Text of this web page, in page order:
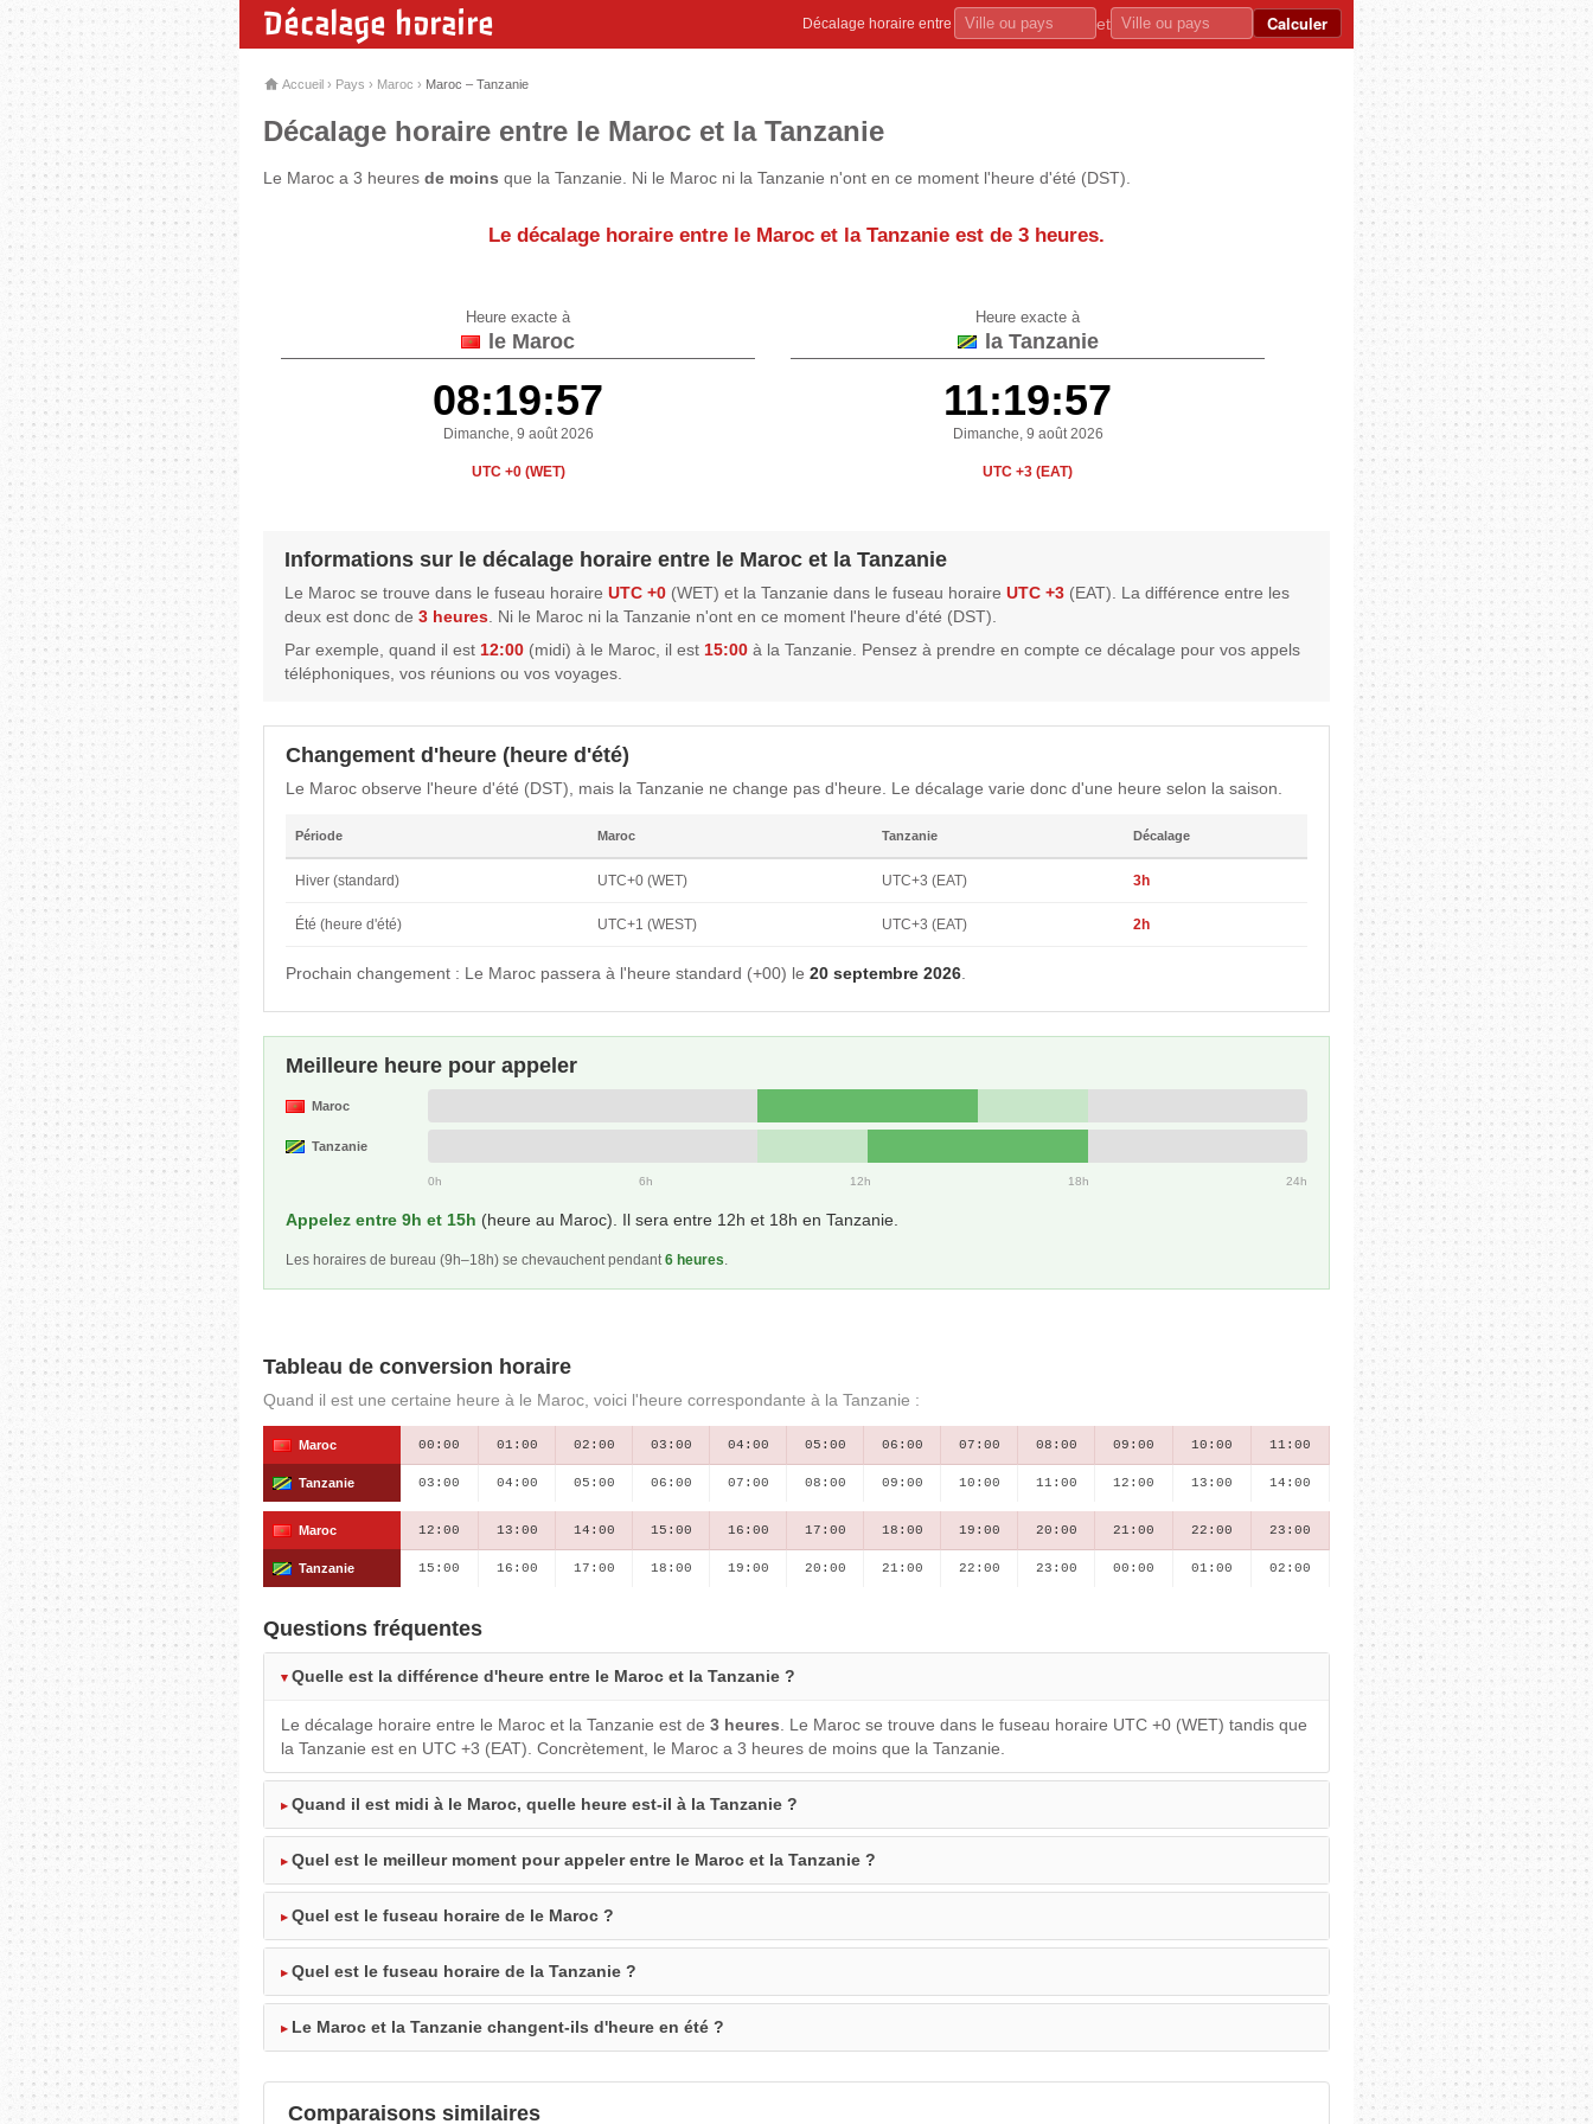
Décalage horaire Décalage horaire entre et Calculer
Accueil › Pays › Maroc › Maroc – Tanzanie
Décalage horaire entre le Maroc et la Tanzanie
Le Maroc a 3 heures de moins que la Tanzanie. Ni le Maroc ni la Tanzanie n'ont en ce moment l'heure d'été (DST).
Le décalage horaire entre le Maroc et la Tanzanie est de 3 heures.
Heure exacte à
le Maroc
08:19:57
Dimanche, 9 août 2026
UTC +0 (WET)
Heure exacte à
la Tanzanie
11:19:57
Dimanche, 9 août 2026
UTC +3 (EAT)
Informations sur le décalage horaire entre le Maroc et la Tanzanie
Le Maroc se trouve dans le fuseau horaire UTC +0 (WET) et la Tanzanie dans le fuseau horaire UTC +3 (EAT). La différence entre les
deux est donc de 3 heures . Ni le Maroc ni la Tanzanie n'ont en ce moment l'heure d'été (DST).
Par exemple, quand il est 12:00 (midi) à le Maroc, il est 15:00 à la Tanzanie. Pensez à prendre en compte ce décalage pour vos appels
téléphoniques, vos réunions ou vos voyages.
Changement d'heure (heure d'été)
Le Maroc observe l'heure d'été (DST), mais la Tanzanie ne change pas d'heure. Le décalage varie donc d'une heure selon la saison.
Période Maroc Tanzanie Décalage
Hiver (standard) UTC+0 (WET) UTC+3 (EAT) 3h
Été (heure d'été) UTC+1 (WEST) UTC+3 (EAT) 2h
Prochain changement : Le Maroc passera à l'heure standard (+00) le 20 septembre 2026
Meilleure heure pour appeler
Maroc
Tanzanie
0h 6h 12h 18h 24h
Appelez entre 9h et 15h (heure au Maroc). Il sera entre 12h et 18h en Tanzanie.
Les horaires de bureau (9h–18h) se chevauchent pendant6 heures.
Tableau de conversion horaire
Quand il est une certaine heure à le Maroc, voici l'heure correspondante à la Tanzanie :
Maroc 00:00 01:00 02:00 03:00 04:00 05:00 06:00 07:00 08:00 09:00 10:00 11:00
Tanzanie 03:00 04:00 05:00 06:00 07:00 08:00 09:00 10:00 11:00 12:00 13:00 14:00
Maroc 12:00 13:00 14:00 15:00 16:00 17:00 18:00 19:00 20:00 21:00 22:00 23:00
Tanzanie 15:00 16:00 17:00 18:00 19:00 20:00 21:00 22:00 23:00 00:00 01:00 02:00
Questions fréquentes
Quelle est la différence d'heure entre le Maroc et la Tanzanie ?
Le décalage horaire entre le Maroc et la Tanzanie est de 3 heures . Le Maroc se trouve dans le fuseau horaire UTC +0 (WET) tandis que
la Tanzanie est en UTC +3 (EAT). Concrètement, le Maroc a 3 heures de moins que la Tanzanie.
Quand il est midi à le Maroc, quelle heure est-il à la Tanzanie ?
Quel est le meilleur moment pour appeler entre le Maroc et la Tanzanie ?
Quel est le fuseau horaire de le Maroc ?
Quel est le fuseau horaire de la Tanzanie ?
Le Maroc et la Tanzanie changent-ils d'heure en été ?
Comparaisons similaires